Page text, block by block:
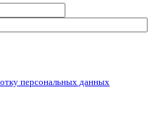
персональных данных